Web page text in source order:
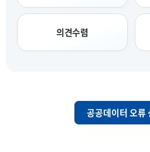
의견수렴
공공데이터 오류